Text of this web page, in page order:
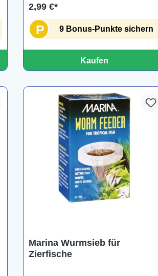
2,99 €*
P 9 Bonus-Punkte sichern
Kaufen
Marina Wurmsieb für
Zierfische